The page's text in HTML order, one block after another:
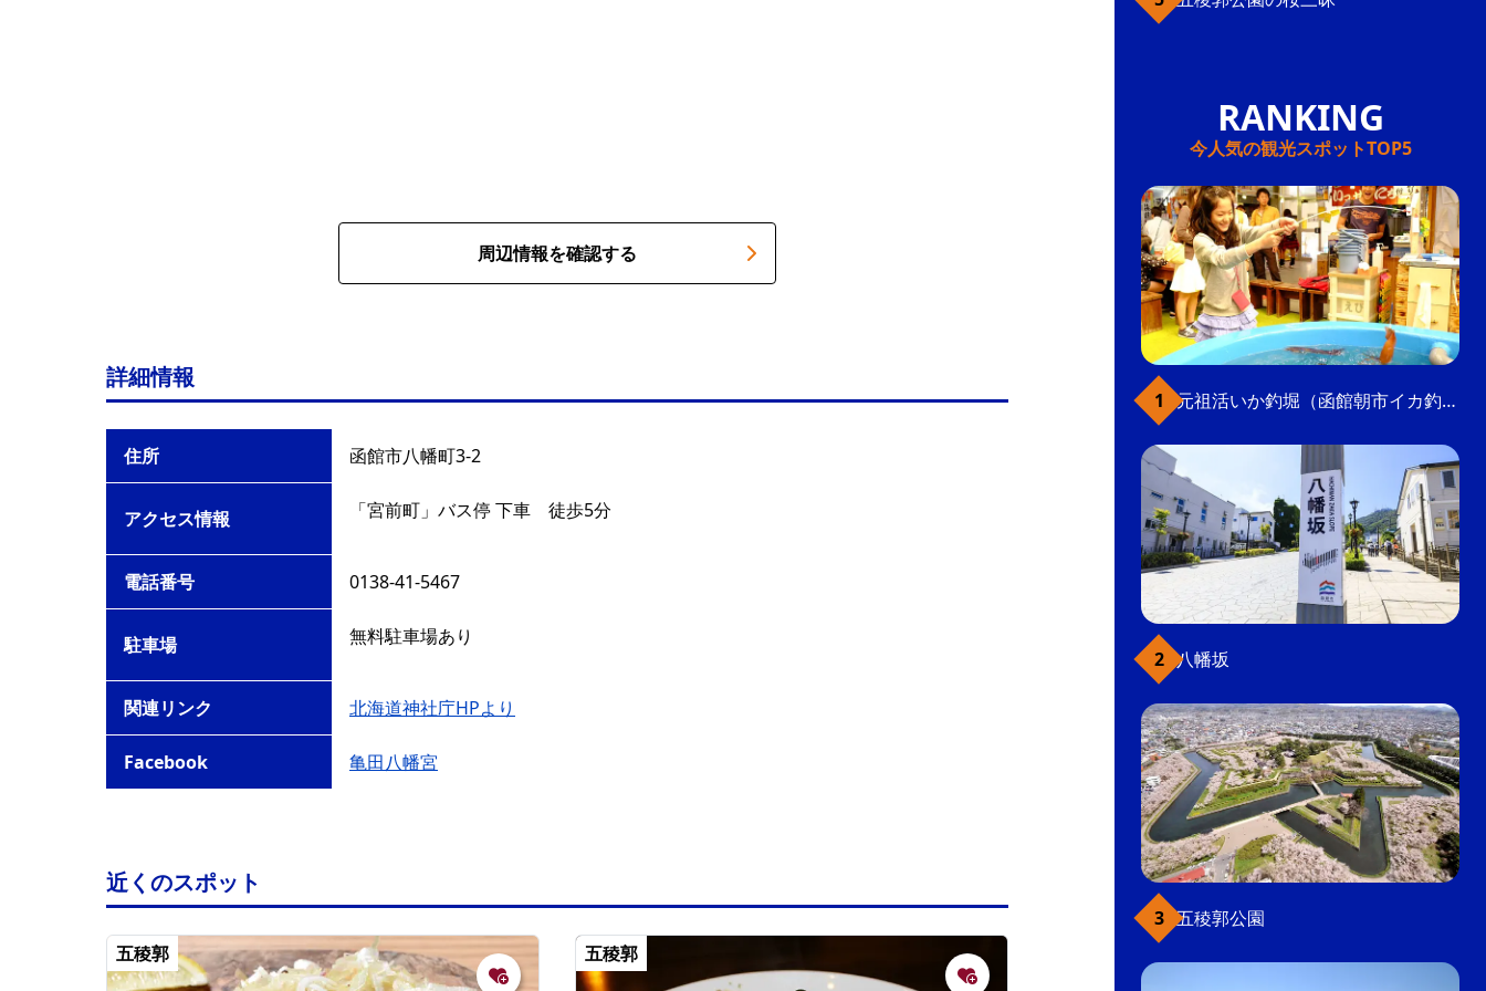
周辺情報を確認する
詳細情報
住所 函館市八幡町3-2
アクセス情報 「宮前町」バス停 下車 徒歩5分
電話番号 0138-41-5467
駐車場 無料駐車場あり
関連リンク 北海道神社庁HPより
Facebook 亀田八幡宮
近くのスポット
五稜郭 五稜郭
今人気の観光スポットTOP5
元祖活いか釣堀（函館朝市イカ釣り体験）
八幡坂
五稜郭公園